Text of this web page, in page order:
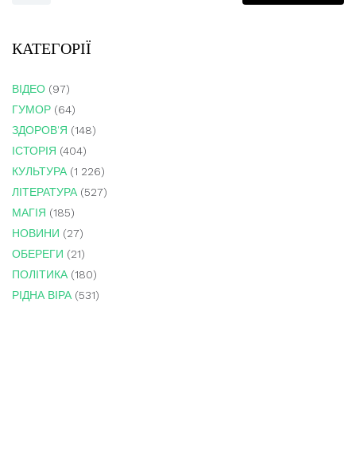
КАТЕГОРІЇ
ВІДЕО (97)
ГУМОР (64)
ЗДОРОВ'Я (148)
ІСТОРІЯ (404)
КУЛЬТУРА(1 226)
ЛІТЕРАТУРА(527)
МАГІЯ (185)
НОВИНИ (27)
ОБЕРЕГИ (21)
ПОЛІТИКА(180)
РІДНА ВІРА(531)